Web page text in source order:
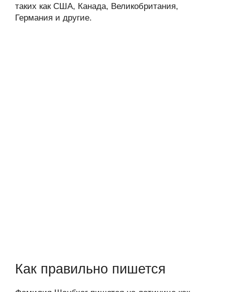
таких как США, Канада, Великобритания,
Германия и другие.
Как правильно пишется